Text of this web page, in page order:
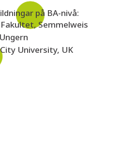
på BA-nivå:
Semmelweis
University, UK